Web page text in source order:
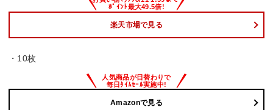
楽天市場で見る
・10枚
Amazonで見る